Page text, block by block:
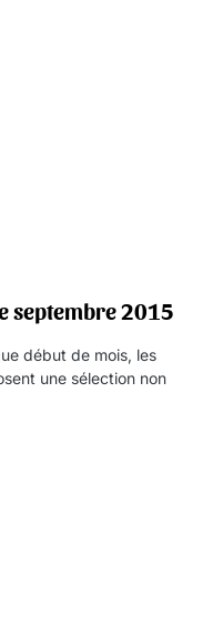
septembre 2015
début de mois, les
une sélection non